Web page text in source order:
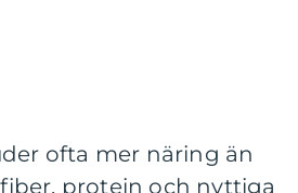
ofta mer näring än
protein och nyttiga